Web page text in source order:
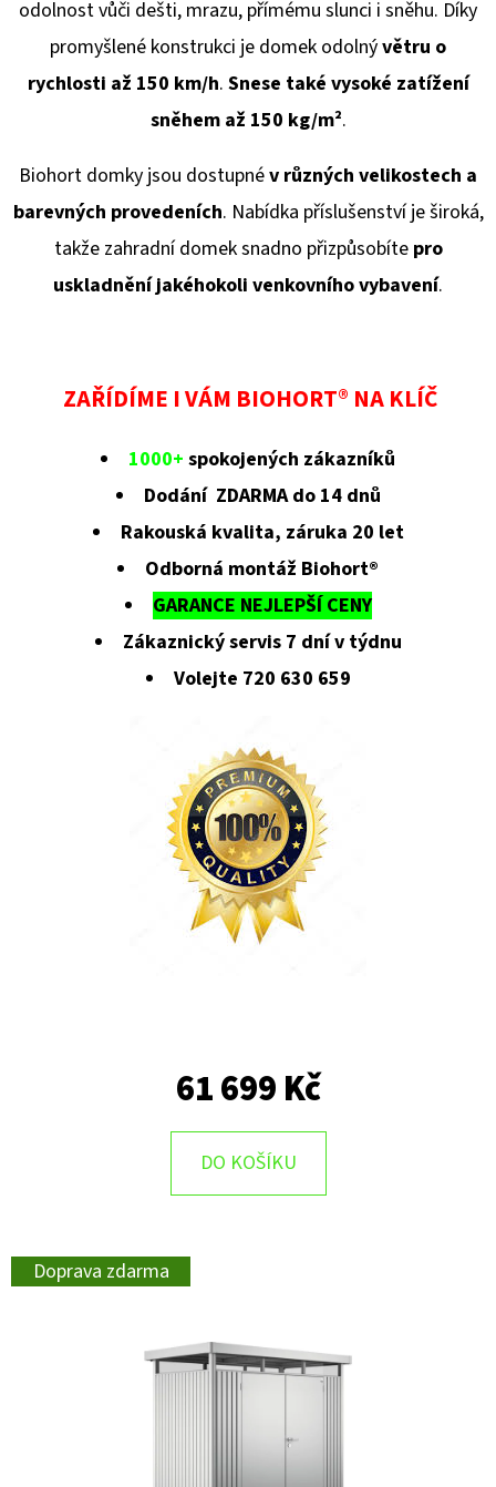
odolnost vůči dešti, mrazu, přímému slunci i sněhu. Díky
promyšlené konstrukci je domek odolnývětru o
rychlosti až 150 km/h. Snese také vysoké zatížení
sněhem až 150 kg/m².
Biohort domky jsou dostupnév různých velikostech a
barevných provedeních. Nabídka příslušenství je široká,
takže zahradní domek snadno přizpůsobíte pro
uskladnění jakéhokoli venkovního vybavení.
ZAŘÍDÍME I VÁM BIOHORT® NA KLÍČ
1000+ spokojených zákazníků
Dodání ZDARMA do 14 dnů
Rakouská kvalita, záruka 20 let
Odborná montáž Biohort®
GARANCE NEJLEPŠÍ CENY
Zákaznický servis 7 dní v týdnu
Volejte 720 630 659
61 699 Kč
DO KOŠÍKU
Doprava zdarma